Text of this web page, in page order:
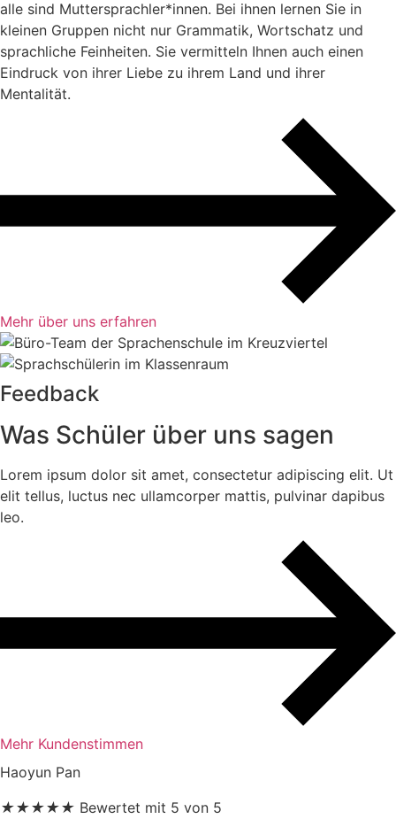
alle sind Muttersprachler*innen. Bei ihnen lernen Sie in
kleinen Gruppen nicht nur Grammatik, Wortschatz und
sprachliche Feinheiten. Sie vermitteln Ihnen auch einen
Eindruck von ihrer Liebe zu ihrem Land und ihrer
Mentalität.
Mehr über uns erfahren
Feedback
Was Schüler über uns sagen
Lorem ipsum dolor sit amet, consectetur adipiscing elit. Ut
elit tellus, luctus nec ullamcorper mattis, pulvinar dapibus
leo.
Mehr Kundenstimmen
Haoyun Pan
★★★★★ Bewertet mit 5 von 5